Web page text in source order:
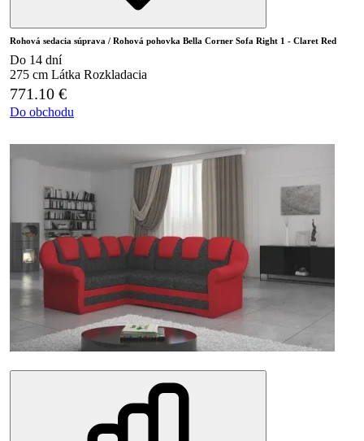
Rohová sedacia súprava / Rohová pohovka Bella Corner Sofa Right 1 - Claret Red
Do 14 dní
275 cm Látka Rozkladacia
771.10 €
Do obchodu